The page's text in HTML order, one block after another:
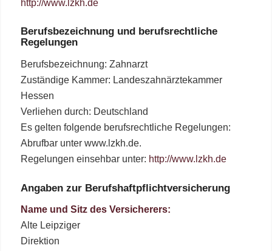
http://www.lzkh.de
Berufsbezeichnung und berufsrechtliche
Regelungen
Berufsbezeichnung: Zahnarzt
Zuständige Kammer: Landeszahnärztekammer
Hessen
Verliehen durch: Deutschland
Es gelten folgende berufsrechtliche Regelungen:
Abrufbar unter www.lzkh.de.
Regelungen einsehbar unter: http://www.lzkh.de
Angaben zur Berufshaftpflichtversicherung
Name und Sitz des Versicherers:
Alte Leipziger
Direktion